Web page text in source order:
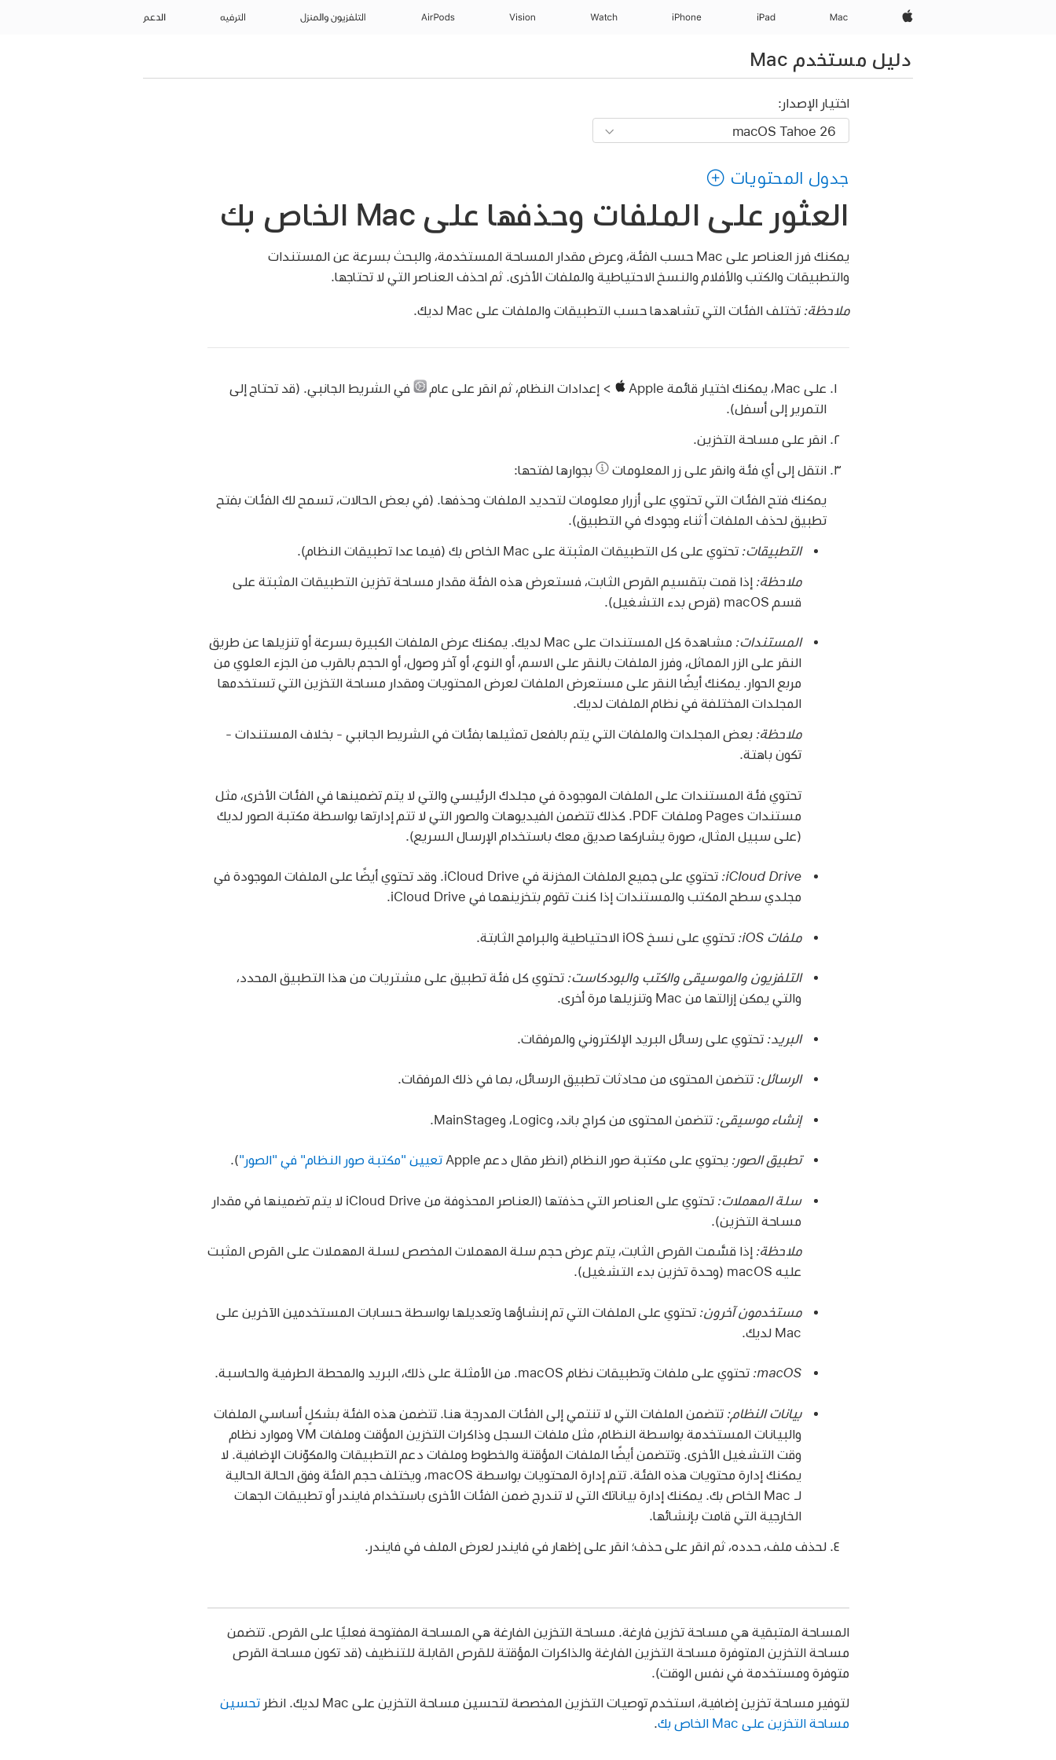
Apple‏
Mac
iPad‏
iPhone
Watch
Vision
AirPods التلفزيون والمنزل الترفيه الدعم
دليل مستخدم Mac
اختيار الإصدار:
جدول المحتويات
العثور على الملفات وحذفها على Mac الخاص بك
يمكنك فرز العناصر على Mac حسب الفئة، وعرض مقدار المساحة المستخدمة، والبحث بسرعة عن المستندات
والتطبيقات والكتب والأفلام والنسخ الاحتياطية والملفات الأخرى. ثم احذف العناصر التي لا تحتاجها.
ملاحظة:تختلف الفئات التي تشاهدها حسب التطبيقات والملفات على Mac لديك.
على Mac، يمكنك اختيار قائمة Apple > إعدادات النظام، ثم انقر على عام
في الشريط الجانبي. (قد تحتاج إلى
التمرير إلى أسفل).
انقر على مساحة التخزين.
انتقل إلى أي فئة وانقر على زر المعلومات بجوارها لفتحها:
يمكنك فتح الفئات التي تحتوي على أزرار معلومات لتحديد الملفات وحذفها. (في بعض الحالات، تسمح لك الفئات بفتح
تطبيق لحذف الملفات أثناء وجودك في التطبيق).
التطبيقات: تحتوي على كل التطبيقات المثبتة على Mac الخاص بك (فيما عدا تطبيقات النظام).
ملاحظة: إذا قمت بتقسيم القرص الثابت، فستعرض هذه الفئة مقدار مساحة تخزين التطبيقات المثبتة على
قسم macOS (قرص بدء التشغيل).
المستندات:
مشاهدة كل المستندات على Mac لديك. يمكنك عرض الملفات الكبيرة بسرعة أو تنزيلها عن طريق
النقر على الزر المماثل، وفرز الملفات بالنقر على الاسم، أو النوع، أو آخر وصول، أو الحجم بالقرب من الجزء العلوي من
مربع الحوار. يمكنك أيضًا النقر على مستعرض الملفات لعرض المحتويات ومقدار مساحة التخزين التي تستخدمها
المجلدات المختلفة في نظام الملفات لديك.
ملاحظة: بعض المجلدات والملفات التي يتم بالفعل تمثيلها بفئات في الشريط الجانبي - بخلاف المستندات -
تكون باهتة.
تحتوي فئة المستندات على الملفات الموجودة في مجلدك الرئيسي والتي لا يتم تضمينها في الفئات الأخرى، مثل
مستندات Pages وملفات PDF. كذلك تتضمن الفيديوهات والصور التي لا تتم إدارتها بواسطة مكتبة الصور لديك
(على سبيل المثال، صورة يشاركها صديق معك باستخدام الإرسال السريع).
iCloud Drive:
تحتوي على جميع الملفات المخزنة في iCloud Drive. وقد تحتوي أيضًا على الملفات الموجودة في
مجلدي سطح المكتب والمستندات إذا كنت تقوم بتخزينهما في iCloud Drive.
ملفات iOS: تحتوي على نسخ iOS الاحتياطية والبرامج الثابتة.
‏التلفزيون والموسيقى والكتب والبودكاست: تحتوي كل فئة تطبيق على مشتريات من هذا التطبيق المحدد،
والتي يمكن إزالتها من Mac وتنزيلها مرة أخرى.
البريد: تحتوي على رسائل البريد الإلكتروني والمرفقات.
الرسائل: تتضمن المحتوى من محادثات تطبيق الرسائل، بما في ذلك المرفقات.
إنشاء موسيقى: تتضمن المحتوى من كراج باند، وLogic، وMainStage.
تطبيق الصور: يحتوي على مكتبة صور النظام (انظر مقال دعم Apple تعيين "مكتبة صور النظام" في "الصور").
سلة المهملات:
تحتوي على العناصر التي حذفتها (العناصر المحذوفة من iCloud Drive لا يتم تضمينها في مقدار
مساحة التخزين).
ملاحظة: إذا قسَّمت القرص الثابت، يتم عرض حجم سلة المهملات المخصص لسلة المهملات على القرص المثبت
عليه macOS (وحدة تخزين بدء التشغيل).
مستخدمون آخرون: تحتوي على الملفات التي تم إنشاؤها وتعديلها بواسطة حسابات المستخدمين الآخرين على
Mac لديك.
تحتوي على ملفات وتطبيقات نظام macOS. من الأمثلة على ذلك، البريد والمحطة الطرفية والحاسبة.
بيانات النظام: تتضمن الملفات التي لا تنتمي إلى الفئات المدرجة هنا. تتضمن هذه الفئة بشكلٍ أساسي الملفات
والبيانات المستخدمة بواسطة النظام، مثل ملفات السجل وذاكرات التخزين المؤقت وملفات VM وموارد نظام
وقت التشغيل الأخرى. وتتضمن أيضًا الملفات المؤقتة والخطوط وملفات دعم التطبيقات والمكوّنات الإضافية. لا
يمكنك إدارة محتويات هذه الفئة. تتم إدارة المحتويات بواسطة macOS، ويختلف حجم الفئة وفق الحالة الحالية
لـ Mac الخاص بك. يمكنك إدارة بياناتك التي لا تندرج ضمن الفئات الأخرى باستخدام فايندر أو تطبيقات الجهات
الخارجية التي قامت بإنشائها.
لحذف ملف، حدده، ثم انقر على حذف؛ انقر على إظهار في فايندر لعرض الملف في فايندر.
المساحة المتبقية هي مساحة تخزين فارغة. مساحة التخزين الفارغة هي المساحة المفتوحة فعليًا على القرص. تتضمن
مساحة التخزين المتوفرة مساحة التخزين الفارغة والذاكرات المؤقتة للقرص القابلة للتنظيف (قد تكون مساحة القرص
متوفرة ومستخدمة في نفس الوقت).
لتوفير مساحة تخزين إضافية، استخدم توصيات التخزين المخصصة لتحسين مساحة التخزين على Mac لديك. انظر
تحسين
مساحة التخزين على Mac الخاص بك